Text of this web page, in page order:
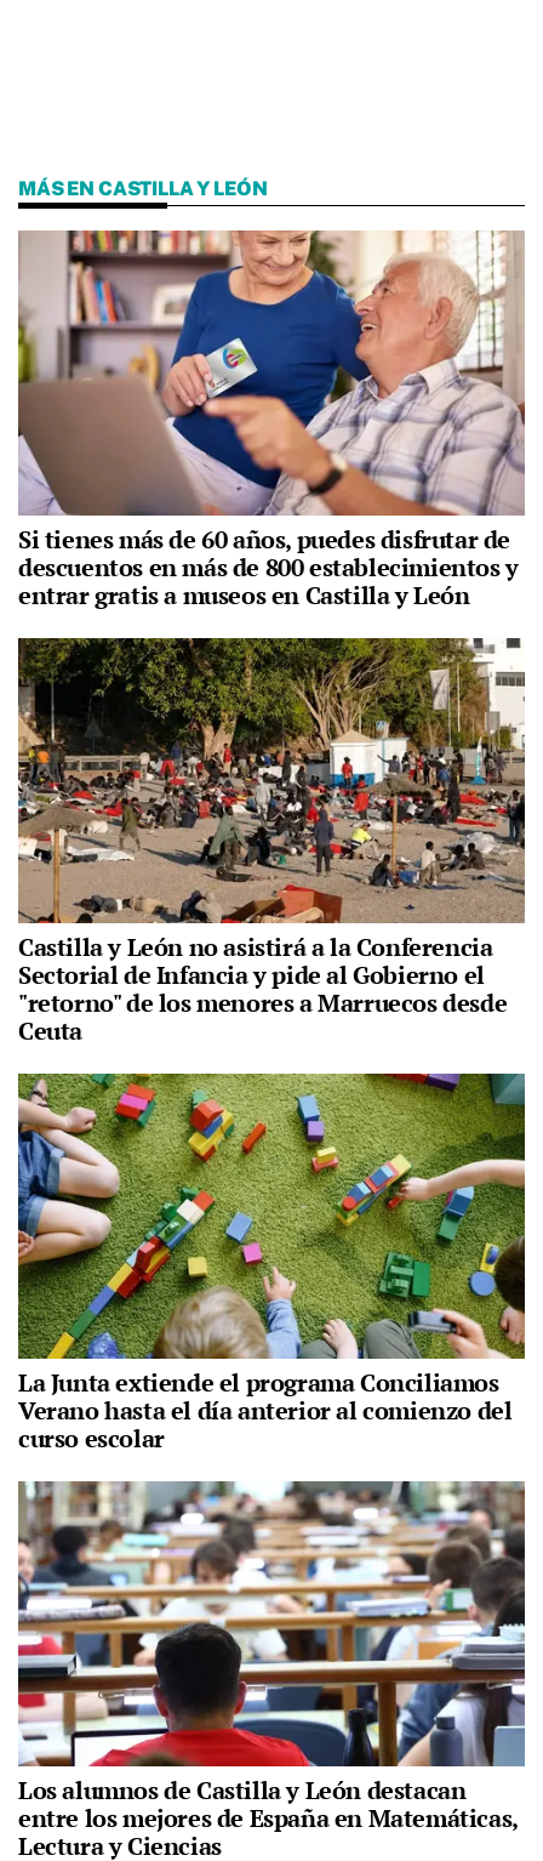
MÁS EN CASTILLA Y LEÓN
Si tienes más de 60 años, puedes disfrutar de
descuentos en más de 800 establecimientos y
entrar gratis a museos en Castilla y León
Castilla y León no asistirá a la Conferencia
Sectorial de Infancia y pide al Gobierno el
"retorno" de los menores a Marruecos desde
Ceuta
La Junta extiende el programa Conciliamos
Verano hasta el día anterior al comienzo del
curso escolar
Los alumnos de Castilla y León destacan
entre los mejores de España en Matemáticas,
Lectura y Ciencias